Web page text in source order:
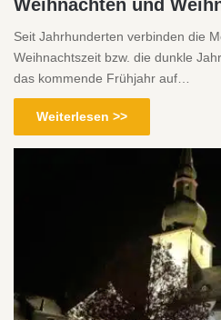
Weihnachten und
Seit Jahrhunderten verbinden die
Weihnachtszeit bzw. die dunkle
das kommende Frühjahr auf…
Weiterlesen >>